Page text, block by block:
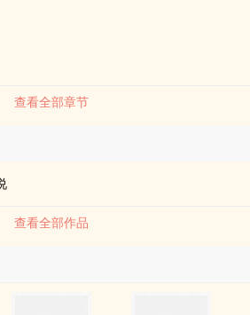
隐的感应本体，知道自己大概是把逼污染
平气和，实则人走了有一会儿的林小月，
都觉得他们可能变双性了，同时还伴有强
葩黄暴脑洞文，主DC漫威，ooc属于我，
不可惜吗！ ！ ！
查看全部章节
查看全部作品